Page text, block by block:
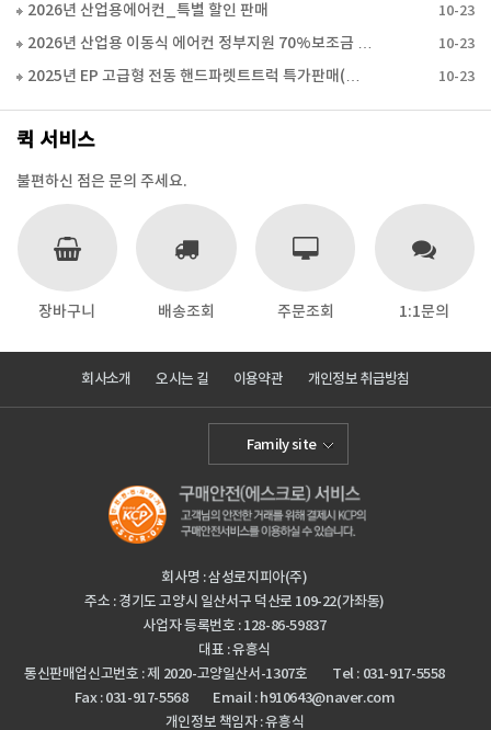
2026년 산업용에어컨_특별 할인 판매 10-23
2026년 산업용 이동식 에어컨 정부지원 70%보조금 … 10-23
2025년 EP 고급형 전동 핸드파렛트트럭 특가판매(… 10-23
퀵 서비스
불편하신 점은 문의 주세요.
장바구니 배송조회 주문조회 1:1문의
회사소개 오시는 길 이용약관 개인정보 취급방침
Family site
회사명 : 삼성로지피아(주)
주소 : 경기도 고양시 일산서구 덕산로 109-22(가좌동)
사업자 등록번호 : 128-86-59837
대표 : 유흥식
통신판매업신고번호 : 제 2020-고양일산서-1307호
Tel : 031-917-5558
Fax : 031-917-5568
Email : h910643@naver.com
개인정보 책임자 : 유흥식